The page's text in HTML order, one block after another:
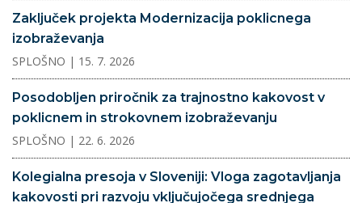
Zaključek projekta Modernizacija poklicnega
izobraževanja
SPLOŠNO | 15. 7. 2026
Posodobljen priročnik za trajnostno kakovost v
poklicnem in strokovnem izobraževanju
SPLOŠNO | 22. 6. 2026
Kolegialna presoja v Sloveniji: Vloga zagotavljanja
kakovosti pri razvoju vključujočega srednjega